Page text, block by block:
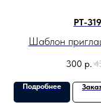
PT-
Шаблон
300 р.
Подробнее